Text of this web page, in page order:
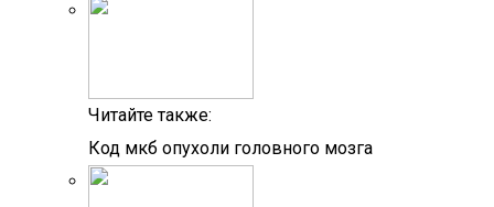
Читайте также:
Код мкб опухоли головного мозга